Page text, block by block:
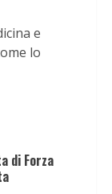
e
lo
di Forza